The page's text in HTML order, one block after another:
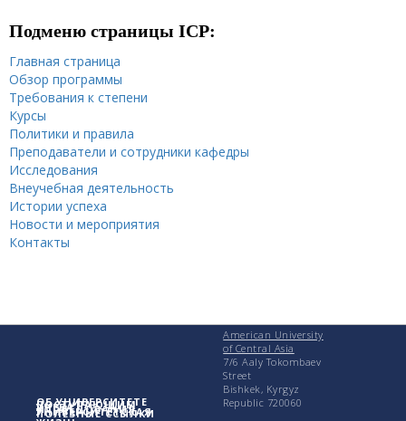
Подменю страницы ICP:
Главная страница
Обзор программы
Требования к степени
Курсы
Политики и правила
Преподаватели и сотрудники кафедры
Исследования
Внеучебная деятельность
Истории успеха
Новости и мероприятия
Контакты
ОБ УНИВЕРСИТЕТЕ
ПОСТУПАЮЩИМ
УЧЕБА
ИССЛЕДОВАНИЯ
УНИВЕРСИТЕТСКАЯ
ПОЛЕЗНЫЕ ССЫЛКИ
American University
of Central Asia
7/6 Aaly Tokombaev
Street
Bishkek, Kyrgyz
Republic 720060